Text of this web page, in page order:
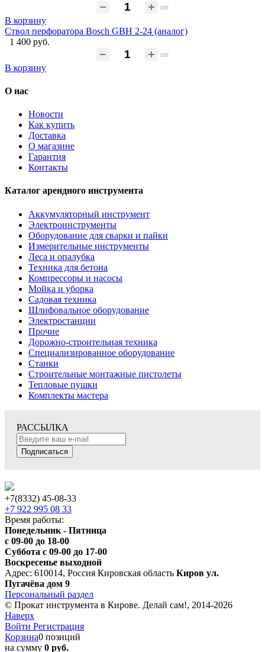
шт
В корзину
Ствол перфоратора Bosch GBH 2-24 (аналог)
1 400 руб.
шт
В корзину
О нас
Новости
Как купить
Доставка
О магазине
Гарантия
Контакты
Каталог арендного инструмента
Аккумуляторный инструмент
Электроинструменты
Оборудование для сварки и пайки
Измерительные инструменты
Леса и опалубка
Техника для бетона
Компрессоры и насосы
Мойка и уборка
Садовая техника
Шлифовальное оборудование
Электростанции
Прочие
Дорожно-строительная техника
Специализированное оборудование
Станки
Строительные монтажные пистолеты
Тепловые пушки
Комплекты мастера
РАССЫЛКА
Подписаться
+7(8332) 45-08-33
+7 922 995 08 33
Время работы:
Понедельник - Пятница
с 09-00 до 18-00
Суббота с 09-00 до 17-00
Воскресенье выходной
Адрес: 610014, Россия Кировская область Киров ул.
Пугачёва дом 9
Персональный раздел
© Прокат инструмента в Кирове. Делай сам!, 2014-2026
Наверх
Войти Регистрация
Корзина0 позиций
на сумму 0 руб.